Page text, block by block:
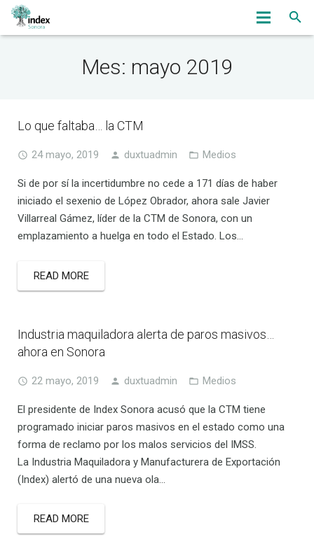
Noticias
Eventos
Bolsa de Trabajo
Asociados
Mes: mayo 2019
Lo que faltaba… la CTM
24 mayo, 2019 duxtuadmin Medios
Si de por sí la incertidumbre no cede a 171 días de haber
iniciado el sexenio de López Obrador, ahora sale Javier
Villarreal Gámez, líder de la CTM de Sonora, con un
emplazamiento a huelga en todo el Estado. Los…
READ MORE
Industria maquiladora alerta de paros masivos…
ahora en Sonora
22 mayo, 2019 duxtuadmin Medios
El presidente de Index Sonora acusó que la CTM tiene
programado iniciar paros masivos en el estado como una
forma de reclamo por los malos servicios del IMSS.
La Industria Maquiladora y Manufacturera de Exportación
(Index) alertó de una nueva ola…
READ MORE